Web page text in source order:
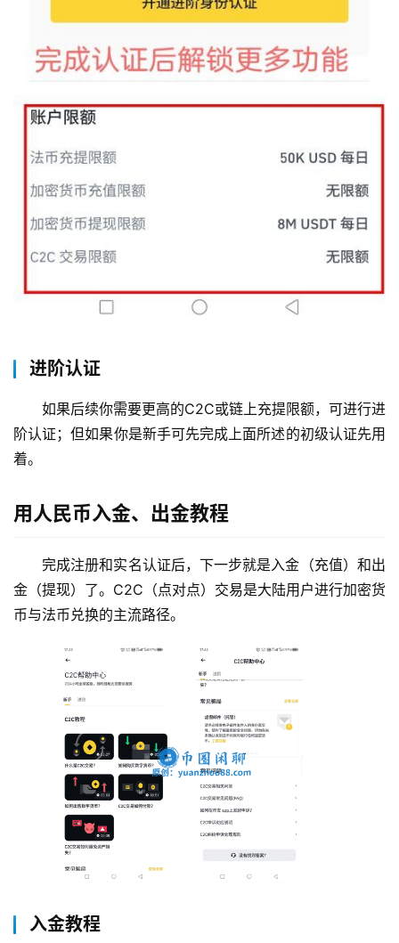
续
计
定
算
进阶认证
如果后续你需要更高的C2C或链上充提限额，可进行进
阶认证；但如果你是新手可先完成上面所述的初级认证先用
着。
用人民币入金、出金教程
完成注册和实名认证后，下一步就是入金（充值）和出
金（提现）了。C2C（点对点）交易是大陆用户进行加密货
币与法币兑换的主流路径。
入金教程